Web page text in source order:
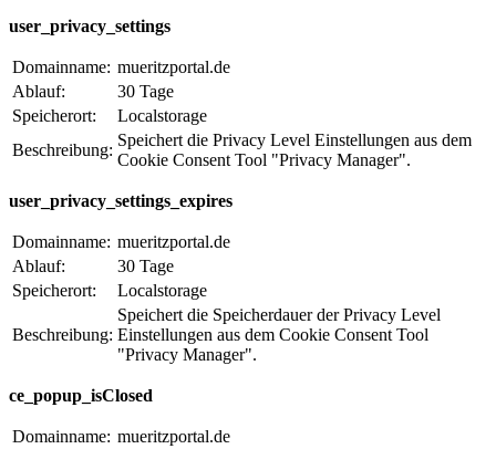
user_privacy_settings
Domainname: mueritzportal.de
Ablauf:
30 Tage
Speicherort:
Localstorage
Beschreibung:
Speichert die Privacy Level Einstellungen aus dem
Cookie Consent Tool "Privacy Manager".
user_privacy_settings_expires
Domainname: mueritzportal.de
Ablauf:
30 Tage
Speicherort:
Localstorage
Beschreibung:
Speichert die Speicherdauer der Privacy Level
Einstellungen aus dem Cookie Consent Tool
"Privacy Manager".
ce_popup_isClosed
Domainname: mueritzportal.de